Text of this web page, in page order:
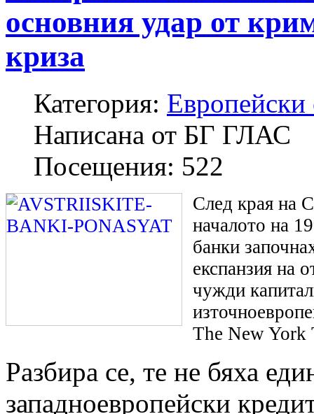
основния удар от
криза
Категория: Европейски
Написана от БГ ГЛАС
Посещения: 522
След края на
началото на
банки
експанзия на
чужди
The New York
Разбира се, те не бяха
западноевропейски